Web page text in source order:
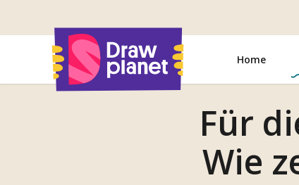
Home
Für
Wie